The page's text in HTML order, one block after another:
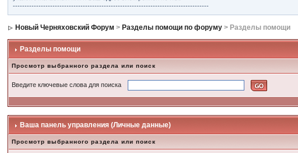
------------------------------------------------------------------------------------
Новый Черняховский Форум > Разделы помощи по форуму > Разделы помощи
Разделы помощи
Просмотр выбранного раздела или поиск
Введите ключевые слова для поиска
Ваша панель управления (Личные данные)
Просмотр выбранного раздела или поиск